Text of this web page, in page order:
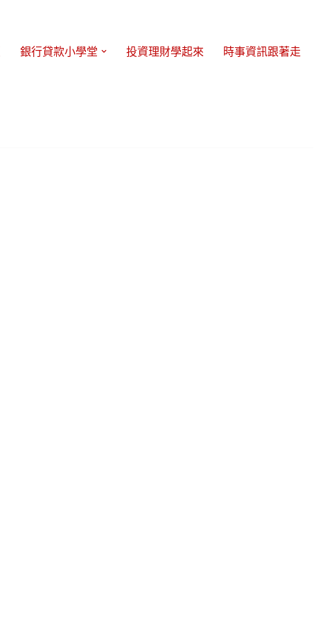
銀行貸款小學堂 投資理財學起來 時事資訊跟著走